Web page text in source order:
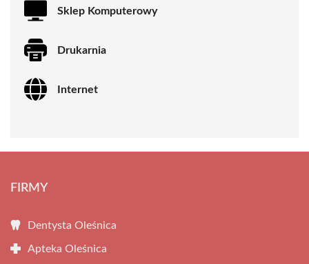
Sklep Komputerowy
Drukarnia
Internet
FIRMY
Dentysta Oleśnica
Apteka Oleśnica